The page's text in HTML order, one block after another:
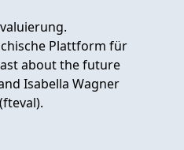
Plattform für
about the future
Isabella Wagner